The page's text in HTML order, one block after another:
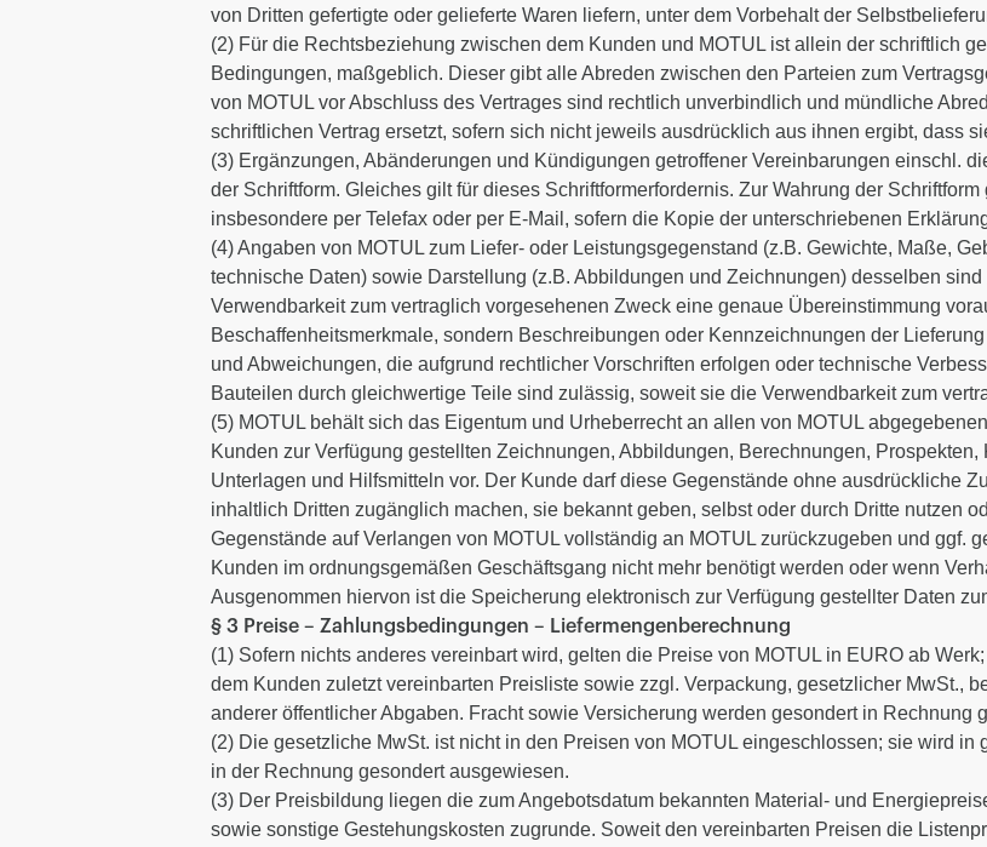
von Dritten gefertigte oder gelieferte Waren liefern, unter dem Vorbehalt der
(2) Für die Rechtsbeziehung zwischen dem Kunden und MOTUL ist allein der schriftlich
Bedingungen, maßgeblich. Dieser gibt alle Abreden zwischen den Parteien zum
von MOTUL vor Abschluss des Vertrages sind rechtlich unverbindlich und mündliche
schriftlichen Vertrag ersetzt, sofern sich nicht jeweils ausdrücklich aus ihnen ergibt, dass
(3) Ergänzungen, Abänderungen und Kündigungen getroffener Vereinbarungen einschl.
der Schriftform. Gleiches gilt für dieses Schriftformerfordernis. Zur Wahrung der
insbesondere per Telefax oder per E-Mail, sofern die Kopie der unterschriebenen
(4) Angaben von MOTUL zum Liefer- oder Leistungsgegenstand (z.B. Gewichte, Maße,
technische Daten) sowie Darstellung (z.B. Abbildungen und Zeichnungen) desselben
Verwendbarkeit zum vertraglich vorgesehenen Zweck eine genaue Übereinstimmung
Beschaffenheitsmerkmale, sondern Beschreibungen oder Kennzeichnungen der
und Abweichungen, die aufgrund rechtlicher Vorschriften erfolgen oder technische
Bauteilen durch gleichwertige Teile sind zulässig, soweit sie die Verwendbarkeit zum
(5) MOTUL behält sich das Eigentum und Urheberrecht an allen von MOTUL
Kunden zur Verfügung gestellten Zeichnungen, Abbildungen, Berechnungen,
Unterlagen und Hilfsmitteln vor. Der Kunde darf diese Gegenstände ohne ausdrückliche
inhaltlich Dritten zugänglich machen, sie bekannt geben, selbst oder durch Dritte nutzen
Gegenstände auf Verlangen von MOTUL vollständig an MOTUL zurückzugeben und ggf.
Kunden im ordnungsgemäßen Geschäftsgang nicht mehr benötigt werden oder wenn
Ausgenommen hiervon ist die Speicherung elektronisch zur Verfügung gestellter Daten
§ 3 Preise – Zahlungsbedingungen – Liefermengenberechnung
(1) Sofern nichts anderes vereinbart wird, gelten die Preise von MOTUL in EURO ab
dem Kunden zuletzt vereinbarten Preisliste sowie zzgl. Verpackung, gesetzlicher MwSt.,
anderer öffentlicher Abgaben. Fracht sowie Versicherung werden gesondert in Rechnung
(2) Die gesetzliche MwSt. ist nicht in den Preisen von MOTUL eingeschlossen; sie wird
in der Rechnung gesondert ausgewiesen.
(3) Der Preisbildung liegen die zum Angebotsdatum bekannten Material- und
sowie sonstige Gestehungskosten zugrunde. Soweit den vereinbarten Preisen die